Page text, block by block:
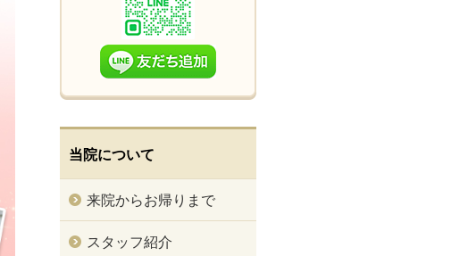
当院について
来院からお帰りまで
スタッフ紹介